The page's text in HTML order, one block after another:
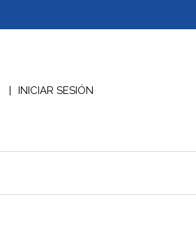
INICIAR SESIÓN